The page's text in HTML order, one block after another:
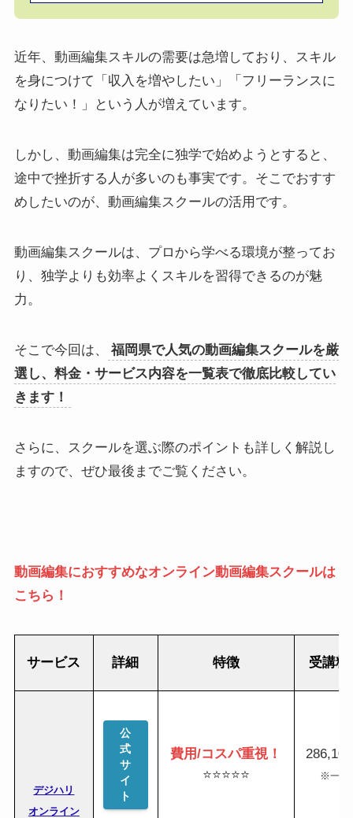
近年、動画編集スキルの需要は急増しており、スキル
を身につけて「収入を増やしたい」「フリーランスに
なりたい！」という人が増えています。
しかし、動画編集は完全に独学で始めようとすると、
途中で挫折する人が多いのも事実です。そこでおすす
めしたいのが、動画編集スクールの活用です。
動画編集スクールは、プロから学べる環境が整ってお
り、独学よりも効率よくスキルを習得できるのが魅
力。
そこで今回は、
福岡県で人気の動画編集スクールを厳
選し、料金・サービス内容を一覧表で徹底比較してい
きます！
さらに、スクールを選ぶ際のポイントも詳しく解説し
ますので、ぜひ最後までご覧ください。
動画編集におすすめなオンライン動画編集スクールは
こちら！
サービス 詳細 特徴 受講料
デジハリ
オンライン
公
式
サ
イ
ト
費用/コスパ重視！
⭐️⭐️⭐️⭐️⭐️
※一括